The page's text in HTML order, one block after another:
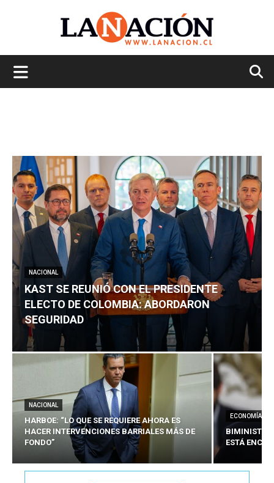
NACIONAL
KAST SE REUNIÓ CON EL PRESIDENTE
ELECTO DE COLOMBIA: ABORDARON
SEGURIDAD
NACIONAL
HARBOE: “LO QUE SE REQUIERE AHORA ES
HACER INTERVENCIONES BARRIALES MÁS DE
FONDO”
ECONOMÍA
BIMINISTRO
ESTÁ